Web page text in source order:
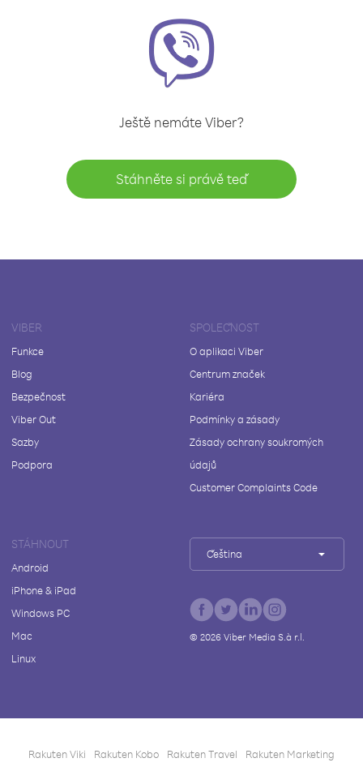
Ještě nemáte Viber?
Stáhněte si právě teď
VIBER
Funkce
Blog
Bezpečnost
Viber Out
Sazby
Podpora
SPOLEČNOST
O aplikaci Viber
Centrum značek
Kariéra
Podmínky a zásady
Zásady ochrany soukromých
údajů
Customer Complaints Code
STÁHNOUT
Android
iPhone & iPad
Windows PC
Mac
Linux
Čeština
© 2026Viber Media S.à r.l.
Rakuten Viki Rakuten Kobo Rakuten Travel Rakuten Marketing